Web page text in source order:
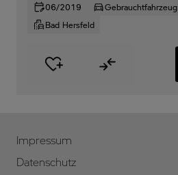
06/2019
Gebrauchtfahrzeug
Bad Hersfeld
Impressum
Datenschutz